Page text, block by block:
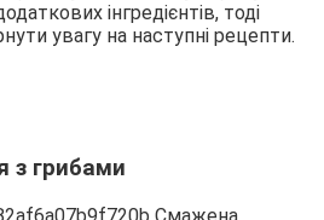
інгредієнтів, тоді
увагу на наступні рецепти.
з грибами